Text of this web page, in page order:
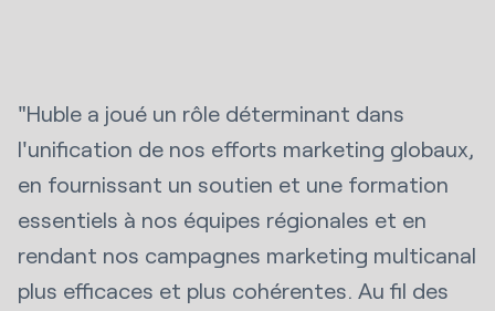
"Huble a joué un rôle déterminant dans
l'unification de nos efforts marketing globaux,
en fournissant un soutien et une formation
essentiels à nos équipes régionales et en
rendant nos campagnes marketing multicanal
plus efficaces et plus cohérentes. Au fil des